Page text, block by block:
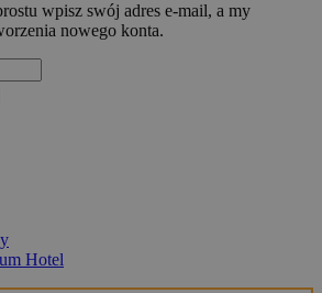
wpisz swój adres e-mail, a my
nowego konta.
Hotel